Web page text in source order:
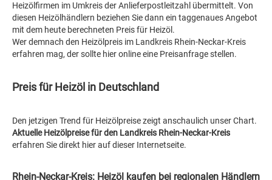
Heizölfirmen im Umkreis der Anlieferpostleitzahl übermittelt. Von
diesen Heizölhändlern beziehen Sie dann ein taggenaues Angebot
mit dem heute berechneten Preis für Heizöl.
Wer demnach den Heizölpreis im Landkreis Rhein-Neckar-Kreis
erfahren mag, der sollte hier online eine Preisanfrage stellen.
Preis für Heizöl in Deutschland
Den jetzigen Trend für Heizölpreise zeigt anschaulich unser Chart.
Aktuelle Heizölpreise für den Landkreis Rhein-Neckar-Kreis
erfahren Sie direkt hier auf dieser Internetseite.
Rhein-Neckar-Kreis: Heizöl kaufen bei regionalen Händlern